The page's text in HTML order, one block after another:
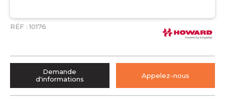
RÉF : 10176
Demande
d'informations
Appelez-nous